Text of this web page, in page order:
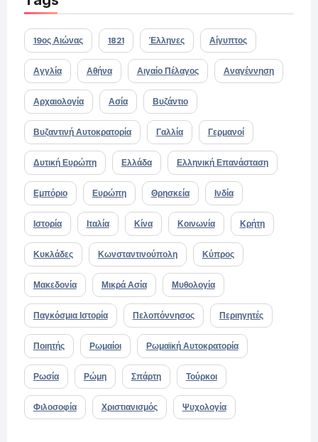
19ος Αιώνας 1821 Έλληνες Αίγυπτος
Αγγλία Αθήνα Αιγαίο Πέλαγος Αναγέννηση
Αρχαιολογία Ασία Βυζάντιο
Βυζαντινή Αυτοκρατορία Γαλλία Γερμανοί
Δυτική Ευρώπη Ελλάδα Ελληνική Επανάσταση
Εμπόριο Ευρώπη Θρησκεία Ινδία
Ιστορία Ιταλία Κίνα Κοινωνία Κρήτη
Κυκλάδες Κωνσταντινούπολη Κύπρος
Μακεδονία Μικρά Ασία Μυθολογία
Παγκόσμια Ιστορία Πελοπόννησος Περιηγητές
Ποιητής Ρωμαίοι Ρωμαϊκή Αυτοκρατορία
Ρωσία Ρώμη Σπάρτη Τούρκοι
Φιλοσοφία Χριστιανισμός Ψυχολογία